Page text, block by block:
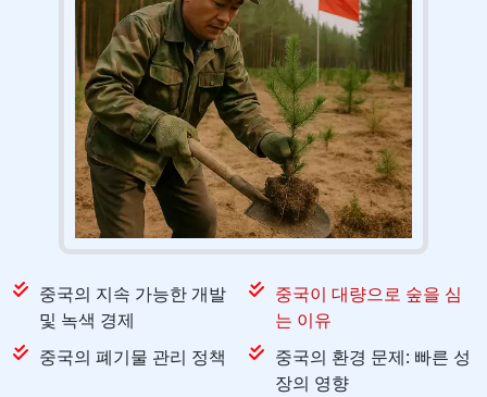
중국의 지속 가능한 개발
및 녹색 경제
중국이 대량으로 숲을 심
는 이유
중국의 폐기물 관리 정책
중국의 환경 문제: 빠른 성
장의 영향